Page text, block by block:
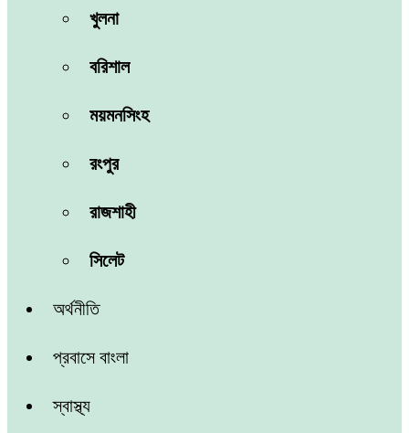
খুলনা
বরিশাল
ময়মনসিংহ
রংপুর
রাজশাহী
সিলেট
অর্থনীতি
প্রবাসে বাংলা
স্বাস্থ্য